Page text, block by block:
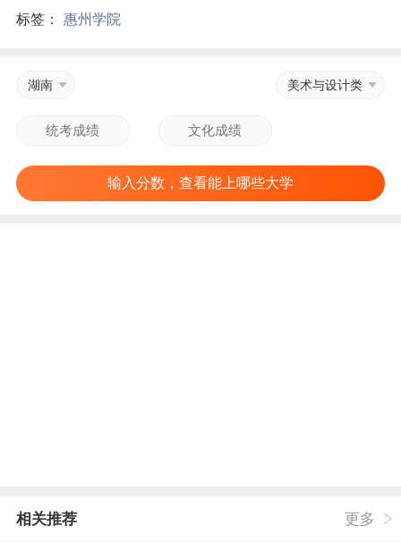
标签： 惠州学院
湖南 美术与设计类
输入分数，查看能上哪些大学
相关推荐 更多